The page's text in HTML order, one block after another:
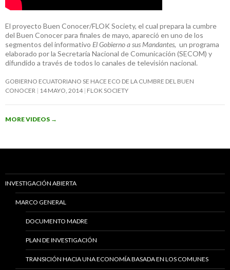
El proyecto Buen Conocer/FLOK Society, el cual prepara la cumbre
del Buen Conocer para finales de mayo, apareció en uno de los
segmentos del informativo El Gobierno a sus Mandantes, un programa
elaborado por la Secretaría Nacional de Comunicación (SECOM) y
difundido a través de todos lo canales de televisión nacional.
GOBIERNO ECUATORIANO SE HACE ECO DE LA CUMBRE DEL BUEN
CONOCER
14 MAYO, 2014 FLOK SOCIETY
MORE VIDEOS →
INVESTIGACIÓN ABIERTA
MARCO GENERAL
DOCUMENTO MADRE
PLAN DE INVESTIGACIÓN
TRANSICIÓN HACIA UNA ECONOMÍA BASADA EN LOS COMUNES